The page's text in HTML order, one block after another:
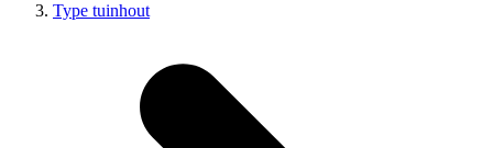
Type tuinhout